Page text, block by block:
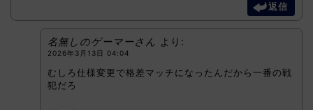
返信
名無しのゲーマーさん より:
2026年3月13日 04:04
むしろ仕様変更で格差マッチになったんだから一番の戦
犯だろ